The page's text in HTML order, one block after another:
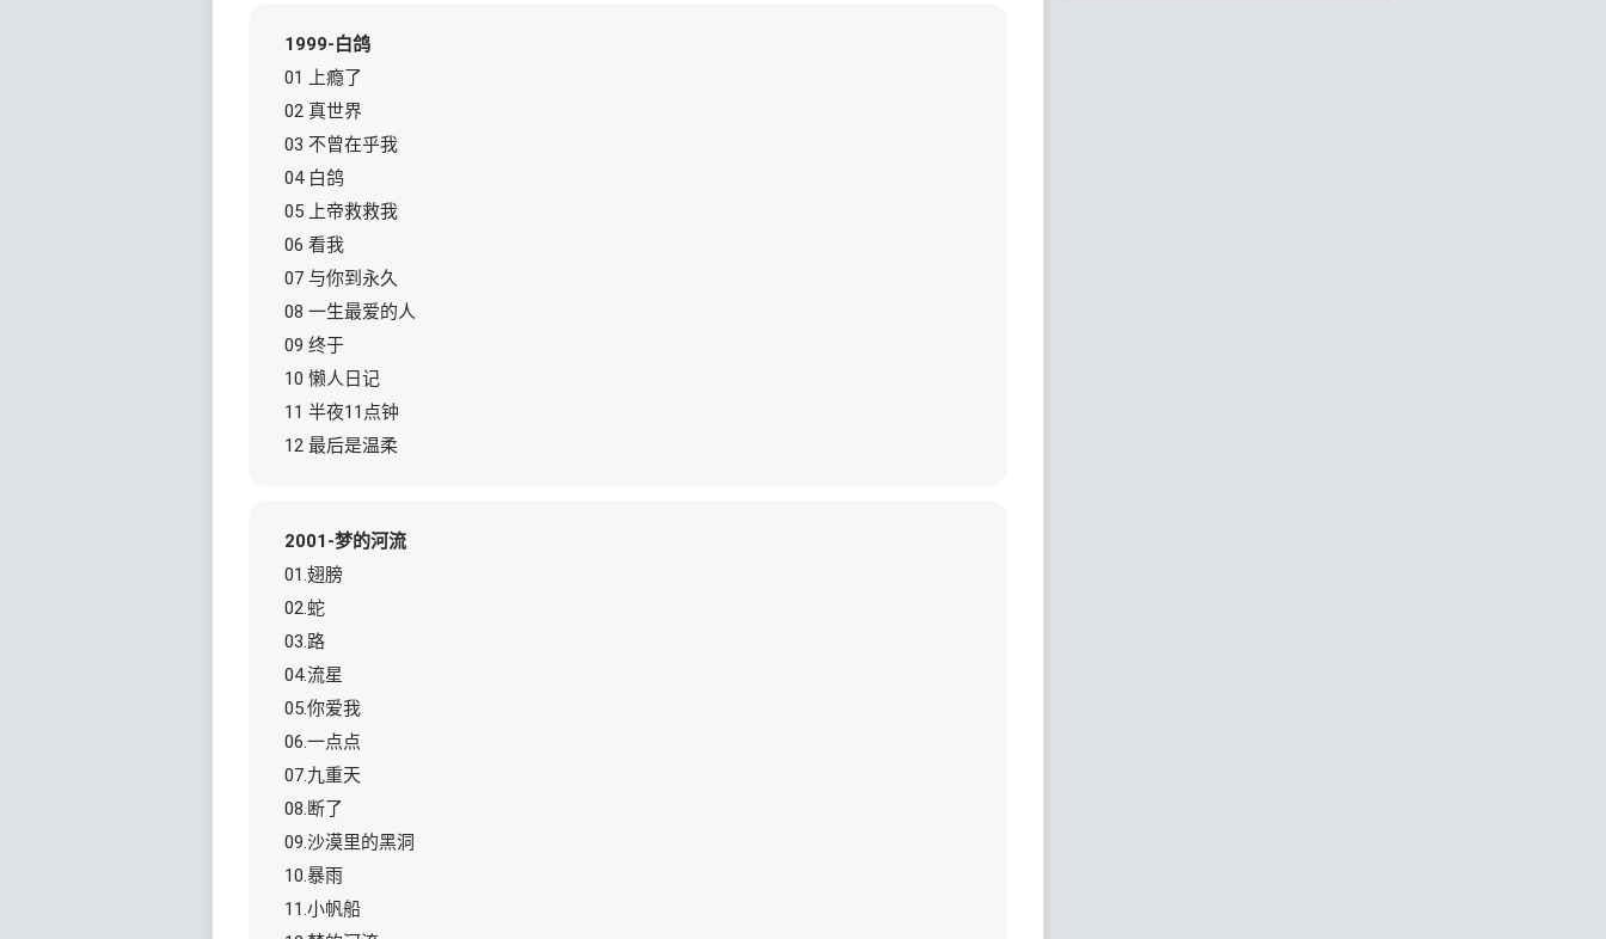
1999-白鸽
01 上瘾了
02 真世界
03 不曾在乎我
04 白鸽
05 上帝救救我
06 看我
07 与你到永久
08 一生最爱的人
09 终于
10 懒人日记
11 半夜11点钟
12 最后是温柔
2001-梦的河流
01.翅膀
02.蛇
03.路
04.流星
05.你爱我
06.一点点
07.九重天
08.断了
09.沙漠里的黑洞
10.暴雨
11.小帆船